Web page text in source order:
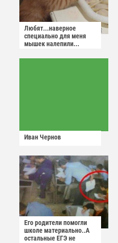
Любят...наверное
специально для меня
мышек налепили...
Иван Чернов
Его родители помогли
школе материально..А
остальные ЕГЭ не